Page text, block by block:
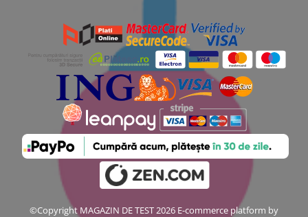
©Copyright MAGAZIN DE TEST 2026 E-commerce platform by